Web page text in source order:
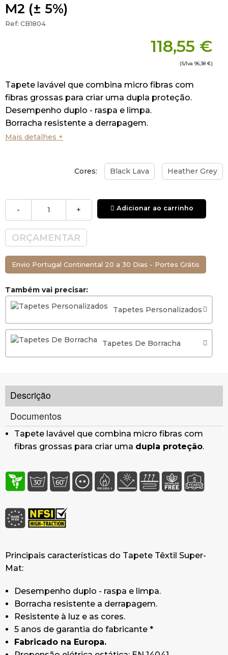
M2 (± 5%)
Ref: CB1804
118,55 €
(S/Iva 96,38 €)
Tapete lavável que combina micro fibras com
fibras grossas para criar uma dupla proteção.
Desempenho duplo - raspa e limpa.
Borracha resistente a derrapagem.
Mais detalhes +
Cores: Black Lava Heather Grey
- + Adicionar ao carrinho
ORÇAMENTAR
Envio Portugal Continental 20 a 30 Dias - Portes Grátis
Também vai precisar:
Tapetes Personalizados
Tapetes De Borracha
Descrição
Documentos
Tapete lavável que combina micro fibras com
fibras grossas para criar uma dupla proteção.
Principais características do Tapete Têxtil Super-
Mat:
Desempenho duplo - raspa e limpa.
Borracha resistente a derrapagem.
Resistente à luz e as cores.
5 anos de garantia do fabricante *
Fabricado na Europa.